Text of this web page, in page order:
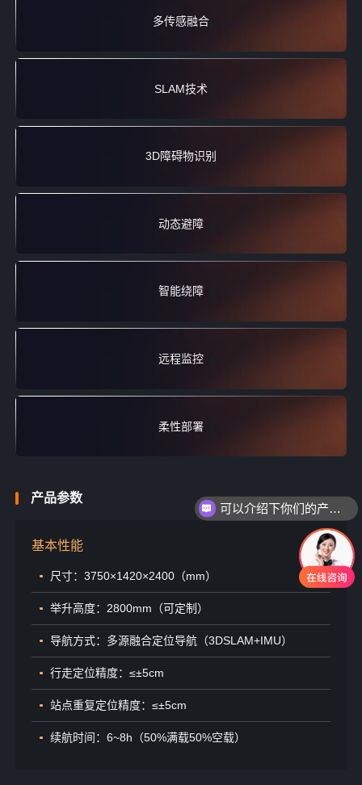
多传感融合
SLAM技术
3D障碍物识别
动态避障
智能绕障
远程监控
柔性部署
产品参数
基本性能
尺寸：3750×1420×2400（mm）
举升高度：2800mm（可定制）
导航方式：多源融合定位导航（3DSLAM+IMU）
行走定位精度：≤±5cm
站点重复定位精度：≤±5cm
续航时间：6~8h（50%满载50%空载）
可以介绍下你们的产品么